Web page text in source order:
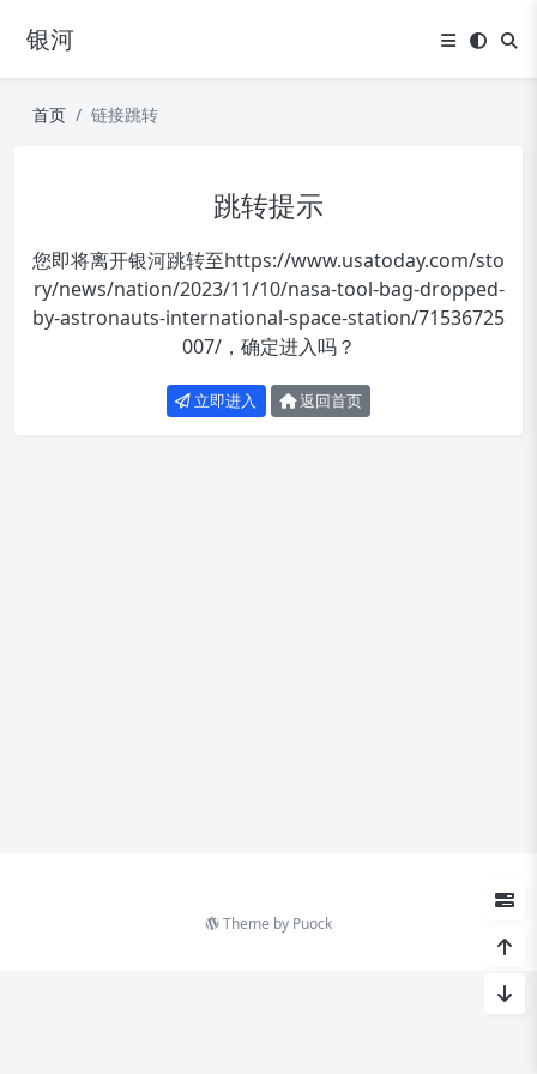
银河
首页 链接跳转
跳转提示
您即将离开银河跳转至https://www.usatoday.com/sto
ry/news/nation/2023/11/10/nasa-tool-bag-dropped-
by-astronauts-international-space-station/71536725
007/，确定进入吗？
立即进入 返回首页
Theme by Puock